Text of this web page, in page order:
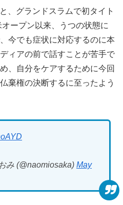
、グランドスラムで初タイト
ープン以来、うつの状態に
今でも症状に対応するのに本
ィアの前で話すことが苦手で
、自分をケアするために今回
棄権の決断するに至ったよう
み (@naomiosaka) May